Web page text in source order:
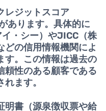
レジットスコア
あります。具体的に
・シー）やJICC（株
どの信用情報機関によ
す。この情報は過去の
頼性のある顧客である
ます。
明書 （源泉徴収票や給